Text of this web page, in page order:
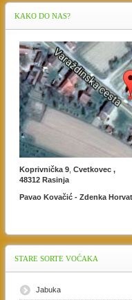
KAKO DO NAS?
Koprivnička 9 Cvetkovec ,
48312 Rasinja
Pavao Kovačić - Zdenka
STARE SORTE VOĆAKA
Jabuka